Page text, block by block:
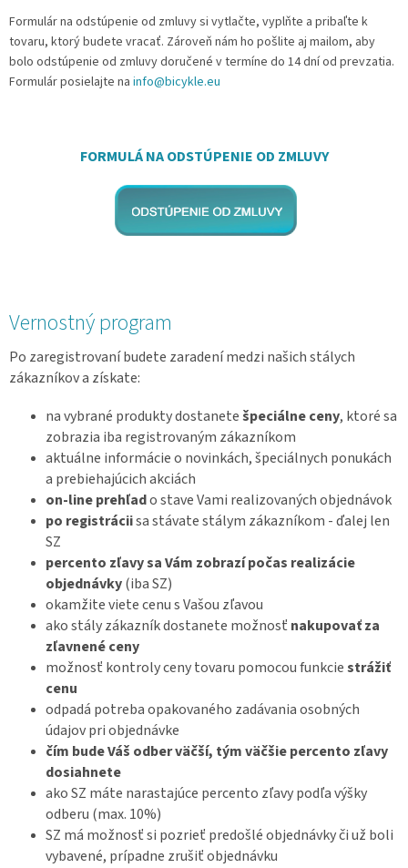
Formulár na odstúpenie od zmluvy si vytlačte, vyplňte a pribaľte k
tovaru, ktorý budete vracať. Zároveň nám ho pošlite aj mailom, aby
bolo odstúpenie od zmluvy doručené v termíne do 14 dní od prevzatia.
Formulár posielajte na info@bicykle.eu
FORMULÁ NA ODSTÚPENIE OD ZMLUVY
Vernostný program
Po zaregistrovaní budete zaradení medzi našich stálych
zákazníkov a získate:
na vybrané produkty dostanetešpeciálne ceny, ktoré sa
zobrazia iba registrovaným zákazníkom
aktuálne informácie o novinkách, špeciálnych ponukách
a prebiehajúcich akciách
on-line prehľado stave Vami realizovaných objednávok
po registráciisa stávate stálym zákazníkom - ďalej len
SZ
percento zľavy sa Vám zobrazí počas realizácie
objednávky(iba SZ)
okamžite viete cenu s Vašou zľavou
ako stály zákazník dostanete možnosťnakupovať za
zľavnené ceny
možnosť kontroly ceny tovaru pomocou funkciestrážiť
cenu
odpadá potreba opakovaného zadávania osobných
údajov pri objednávke
čím bude Váš odber väčší, tým väčšie percento zľavy
dosiahnete
ako SZ máte narastajúce percento zľavy podľa výšky
odberu (max. 10%)
SZ má možnosť si pozrieť predošlé objednávky či už boli
vybavené, prípadne zrušiť objednávku